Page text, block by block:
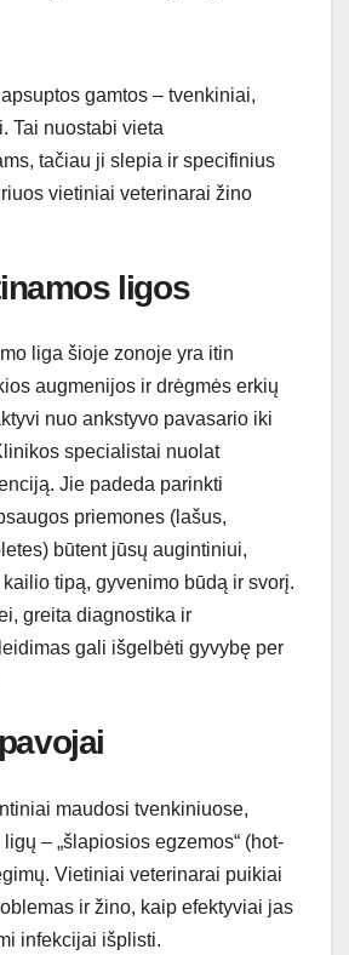
gamtos – tvenkiniai,
Tai nuostabi vieta
tačiau ji slepia ir specifinius
vietiniai veterinarai žino
ligos
liga šioje zonoje yra itin
augmenijos ir drėgmės erkių
nuo ankstyvo pavasario iki
specialistai nuolat
Jie padeda parinkti
priemones (lašus,
būtent jūsų augintiniui,
tipą, gyvenimo būdą ir svorį.
greita diagnostika ir
gali išgelbėti gyvybę per
maudosi tvenkiniuose,
– „šlapiosios egzemos“ (hot-
Vietiniai veterinarai puikiai
ir žino, kaip efektyviai jas
infekcijai išplisti.